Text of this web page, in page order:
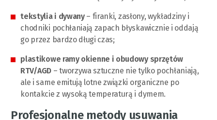
tekstylia i dywany – firanki, zasłony, wykładziny i
chodniki pochłaniają zapach błyskawicznie i oddają
go przez bardzo długi czas;
plastikowe ramy okienne i obudowy sprzętów
RTV/AGD – tworzywa sztuczne nie tylko pochłaniają,
ale i same emitują lotne związki organiczne po
kontakcie z wysoką temperaturą i dymem.
Profesjonalne metody usuwania